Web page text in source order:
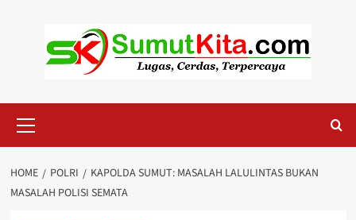
Menu
HOME POLRI
KAPOLDA SUMUT: MASALAH LALULINTAS BUKAN
MASALAH POLISI SEMATA